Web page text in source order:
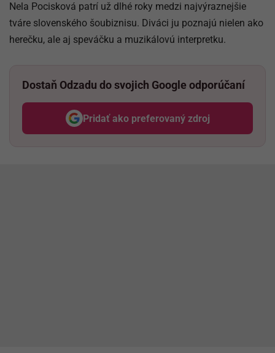
Nela Pocisková patrí už dlhé roky medzi najvýraznejšie
tváre slovenského šoubiznisu. Diváci ju poznajú nielen ako
herečku, ale aj speváčku a muzikálovú interpretku.
Dostaň Odzadu do svojich Google odporúčaní
Pridať ako preferovaný zdroj
Odzadu, odkaz sa otvorí v